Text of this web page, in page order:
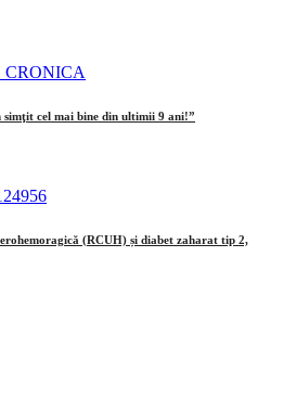
cel mai bine din ultimii 9 ani!”
(RCUH) și diabet zaharat tip 2,